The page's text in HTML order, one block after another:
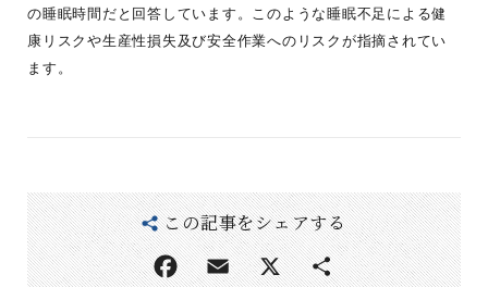
の睡眠時間だと回答しています。このような睡眠不足による健
康リスクや生産性損失及び安全作業へのリスクが指摘されてい
ます。
この記事をシェアする